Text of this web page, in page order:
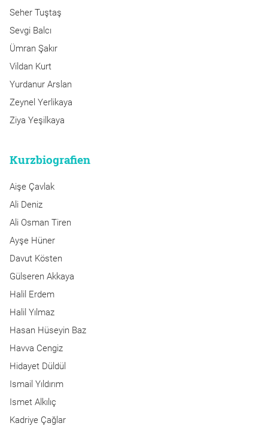
Seher Tuştaş
Sevgi Balcı
Ümran Şakır
Vildan Kurt
Yurdanur Arslan
Zeynel Yerlikaya
Ziya Yeşilkaya
Kurzbiografien
Aişe Çavlak
Ali Deniz
Ali Osman Tiren
Ayşe Hüner
Davut Kösten
Gülseren Akkaya
Halil Erdem
Halil Yılmaz
Hasan Hüseyin Baz
Havva Cengiz
Hidayet Düldül
Ismail Yıldırım
Ismet Alkılıç
Kadriye Çağlar